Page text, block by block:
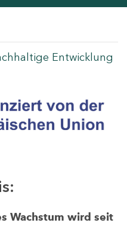
Entwicklung
Wachstum wird seit